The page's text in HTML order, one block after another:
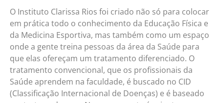
O Instituto Clarissa Rios foi criado não só para colocar
em prática todo o conhecimento da Educação Física e
da Medicina Esportiva, mas também como um espaço
onde a gente treina pessoas da área da Saúde para
que elas ofereçam um tratamento diferenciado. O
tratamento convencional, que os profissionais da
Saúde aprendem na faculdade, é buscado no CID
(Classificação Internacional de Doenças) e é baseado